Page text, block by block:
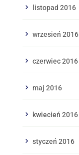
listopad 2016
wrzesień 2016
czerwiec 2016
maj 2016
kwiecień 2016
styczeń 2016